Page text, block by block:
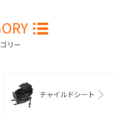
リー
チャイルドシート